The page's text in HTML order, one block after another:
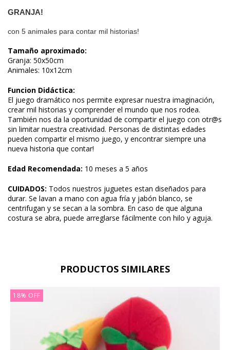
GRANJA!
con 5 animales para contar mil historias!
Tamaño aproximado:
Granja: 50x50cm
Animales: 10x12cm
Funcion Didáctica:
El juego dramático nos permite expresar nuestra imaginación,
crear mil historias y comprender el mundo que nos rodea.
También nos da la oportunidad de compartir el juego con otr@s
sin limitar nuestra creatividad. Personas de distintas edades
pueden compartir el mismo juego, y encontrar siempre una
nueva historia que contar!
Edad Recomendada: 10 meses a 5 años
CUIDADOS: Todos nuestros juguetes estan diseñados para
durar. Se lavan a mano con agua fría y jabón blanco, se
centrifugan y se secan a la sombra. En caso de que alguna
costura se abra, puede arreglarse fácilmente con hilo y aguja.
PRODUCTOS SIMILARES
18% OFF